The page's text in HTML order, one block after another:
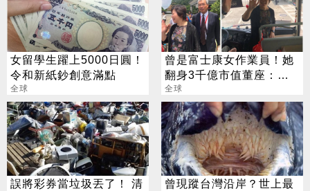
女留學生躍上5000日圓！
令和新紙鈔創意滿點
全球
曾是富士康女作業員！她
翻身3千億市值董座：台
灣人缺狼性
全球
誤將彩券當垃圾丟了！ 清
曾現蹤台灣沿岸？世上最